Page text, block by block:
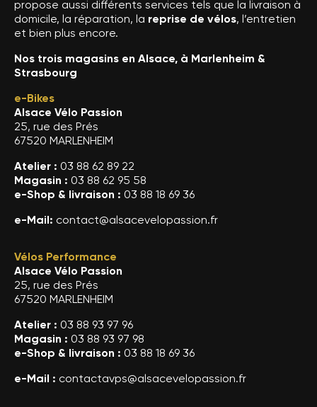
propose aussi différents services tels que la livraison à
domicile, la réparation, la reprise de vélos, l’entretien
et bien plus encore.
Nos trois magasins en Alsace, à Marlenheim &
Strasbourg
e-Bikes
Alsace Vélo Passion
25, rue des Prés
67520 MARLENHEIM
Atelier : 03 88 62 89 22
Magasin : 03 88 62 95 58
e-Shop & livraison : 03 88 18 69 36
e-Mail: contact@alsacevelopassion.fr
Vélos Performance
Alsace Vélo Passion
25, rue des Prés
67520 MARLENHEIM
Atelier : 03 88 93 97 96
Magasin : 03 88 93 97 98
e-Shop & livraison : 03 88 18 69 36
e-Mail : contactavps@alsacevelopassion.fr